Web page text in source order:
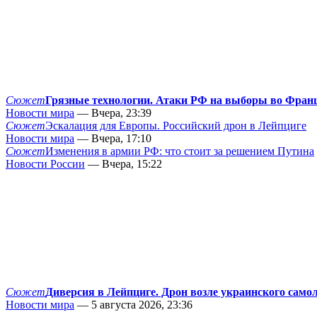
СюжетГрязные технологии. Атаки РФ на выборы во
Новости мира — Вчера, 23:39
СюжетЭскалация для Европы. Российский дрон в Лейпциге
Новости мира — Вчера, 17:10
СюжетИзменения в армии РФ: что стоит за решением Путина
Новости России — Вчера, 15:22
СюжетДиверсия в Лейпциге. Дрон возле украинского
Новости мира — 5 августа 2026, 23:36